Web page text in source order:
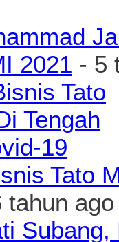
2021 - 5
Tato
tahun ago